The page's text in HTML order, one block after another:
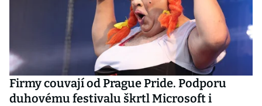
Firmy couvají od Prague Pride. Podporu
duhovému festivalu škrtl Microsoft i